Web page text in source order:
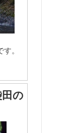
。
の